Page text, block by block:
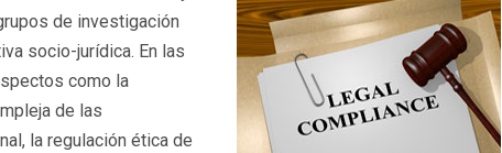
de investigación
socio-jurídica. En las
como la
de las
la regulación ética de